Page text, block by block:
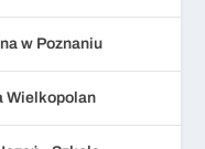
w Poznaniu
Wielkopolan